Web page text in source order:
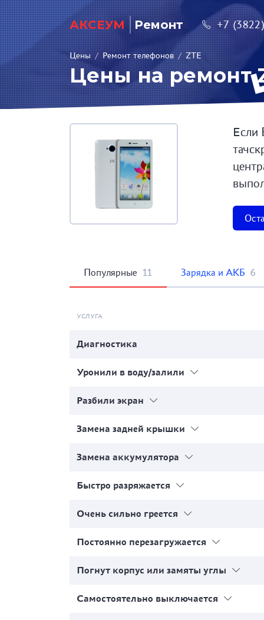
АКСЕУМ Ремонт +7
Цены / Ремонт телефонов / ZTE
Цены на ремонт
Если
Популярные 11 Зарядка и АКБ 6
УСЛУГА
Диагностика
Уронили в воду/залили
Разбили экран
Замена задней крышки
Замена аккумулятора
Быстро разряжается
Очень сильно греется
Постоянно перезагружается
Погнут корпус или замяты углы
Самостоятельно выключается